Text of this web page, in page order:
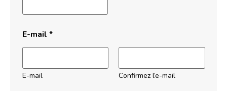
E-mail *
E-mail Confirmez l’e-mail